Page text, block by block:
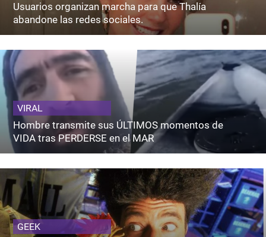
Usuarios organizan marcha para que Thalía
abandone las redes sociales.
VIRAL
Hombre transmite sus ÚLTIMOS momentos de
VIDA tras PERDERSE en el MAR
GEEK